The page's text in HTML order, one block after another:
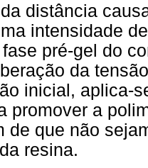
distância
intensidade
pré-gel do
da
inicial, aplica-
promover a
de que não
resina.